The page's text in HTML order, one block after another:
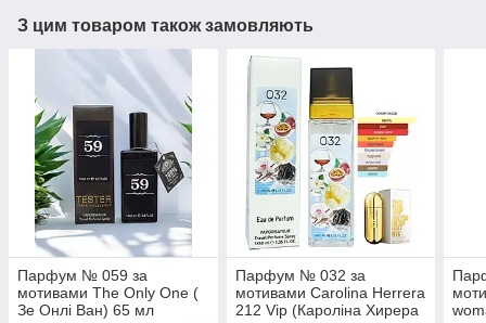
З цим товаром також замовляють
Парфум № 059 за
мотивами The Only One (
Зе Онлі Ван) 65 мл
Парфум № 032 за
мотивами Carolina Herrera
212 Vip (Кароліна Хирера